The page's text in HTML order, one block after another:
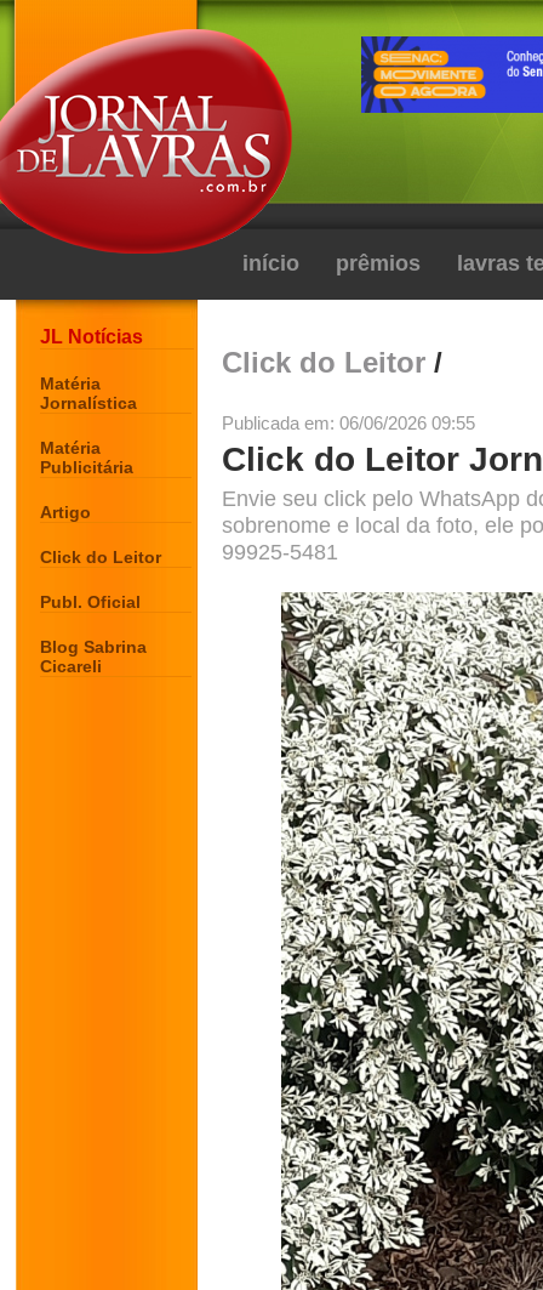
início prêmios lavras
JL Notícias
Matéria
Jornalística
Matéria
Publicitária
Artigo
Click do Leitor
Publ. Oficial
Blog Sabrina
Cicareli
Click do Leitor /
Publicada em: 06/06/2026 09:55
Click do Leitor
Envie seu click pelo WhatsApp
sobrenome e local da foto, ele
99925-5481